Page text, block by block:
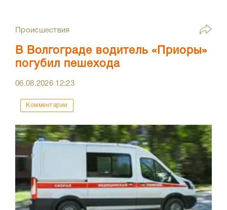
Происшествия
В Волгограде водитель «Приоры»
погубил пешехода
06.08.2026 12:23
Комментарии